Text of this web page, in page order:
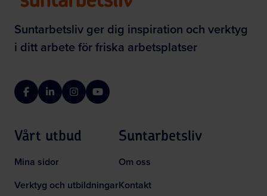
Suntarbetsliv ger dig inspiration och verktyg
i ditt arbete för friska arbetsplatser
FacebookLinkedInInstagramYouTube
Vårt utbud
Mina sidor
Verktyg och utbildningar
Suntarbetsliv
Om oss
Kontakt